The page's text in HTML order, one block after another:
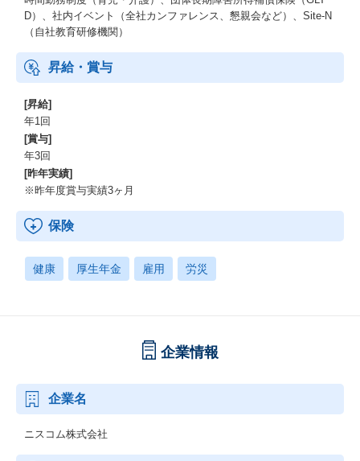
D）、社内イベント（全社カンファレンス、懇親会など）、Site-N
（自社教育研修機関）
昇給・賞与
[昇給]
年1回
[賞与]
年3回
[昨年実績]
※昨年度賞与実績3ヶ月
保険
健康 厚生年金 雇用 労災
企業情報
企業名
ニスコム株式会社